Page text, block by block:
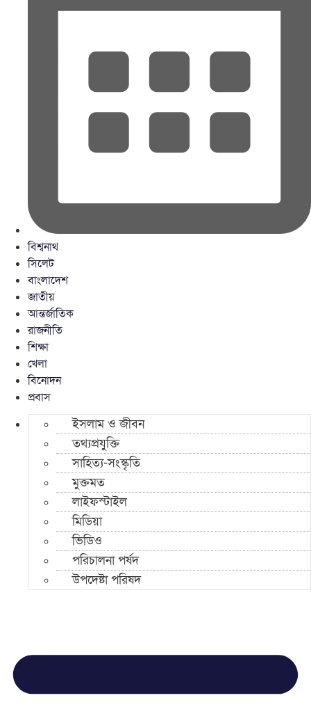
বিশ্বনাথ
সিলেট
বাংলাদেশ
জাতীয়
আন্তর্জাতিক
রাজনীতি
শিক্ষা
খেলা
বিনোদন
প্রবাস
ইসলাম ও জীবন
তথ্যপ্রযুক্তি
সাহিত্য-সংস্কৃতি
মুক্তমত
লাইফস্টাইল
মিডিয়া
ভিডিও
পরিচালনা পর্ষদ
উপদেষ্টা পরিষদ